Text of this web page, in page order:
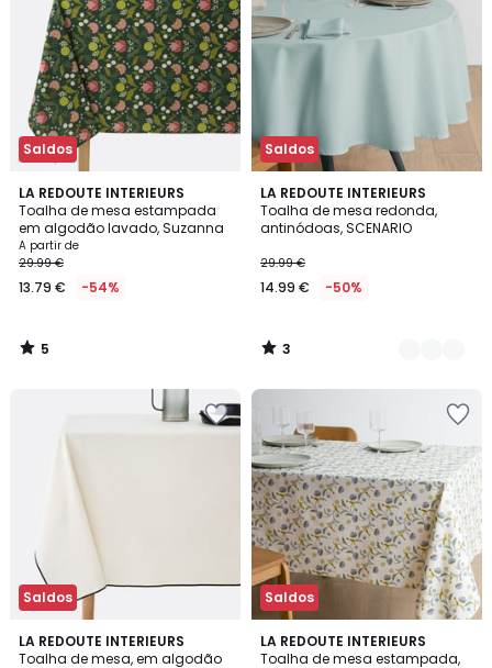
Saldos
LA REDOUTE INTERIEURS
Toalha de mesa estampada
em algodão lavado, Suzanna
A partir de
29.99 €
13.79 € -54%
5
/
5
5
/
Saldos
LA REDOUTE INTERIEURS
Toalha de mesa redonda,
antinódoas, SCENARIO
29.99 €
14.99 € -50%
3
/
5
5
Cores
3
/
Saldos
LA REDOUTE INTERIEURS
Toalha de mesa, em algodão
4,6
/ 5
5
Saldos
LA REDOUTE INTERIEURS
Toalha de mesa estampada,
5
/